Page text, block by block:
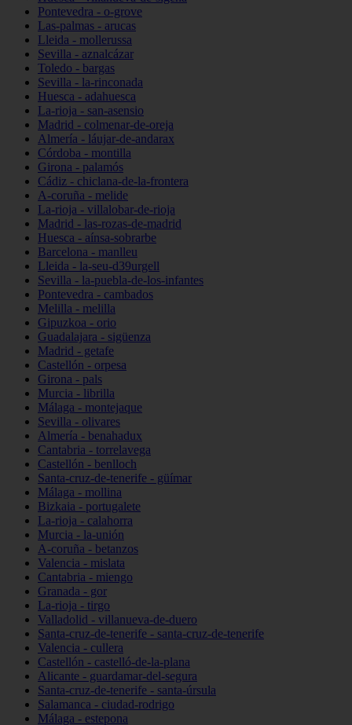
Pontevedra - o-grove
Las-palmas - arucas
Lleida - mollerussa
Sevilla - aznalcázar
Toledo - bargas
Sevilla - la-rinconada
Huesca - adahuesca
La-rioja - san-asensio
Madrid - colmenar-de-oreja
Almería - láujar-de-andarax
Córdoba - montilla
Girona - palamós
Cádiz - chiclana-de-la-frontera
A-coruña - melide
La-rioja - villalobar-de-rioja
Madrid - las-rozas-de-madrid
Huesca - aínsa-sobrarbe
Barcelona - manlleu
Lleida - la-seu-d39urgell
Sevilla - la-puebla-de-los-infantes
Pontevedra - cambados
Melilla - melilla
Gipuzkoa - orio
Guadalajara - sigüenza
Madrid - getafe
Castellón - orpesa
Girona - pals
Murcia - librilla
Málaga - montejaque
Sevilla - olivares
Almería - benahadux
Cantabria - torrelavega
Castellón - benlloch
Santa-cruz-de-tenerife - güímar
Málaga - mollina
Bizkaia - portugalete
La-rioja - calahorra
Murcia - la-unión
A-coruña - betanzos
Valencia - mislata
Cantabria - miengo
Granada - gor
La-rioja - tirgo
Valladolid - villanueva-de-duero
Santa-cruz-de-tenerife - santa-cruz-de-tenerife
Valencia - cullera
Castellón - castelló-de-la-plana
Alicante - guardamar-del-segura
Santa-cruz-de-tenerife - santa-úrsula
Salamanca - ciudad-rodrigo
Málaga - estepona